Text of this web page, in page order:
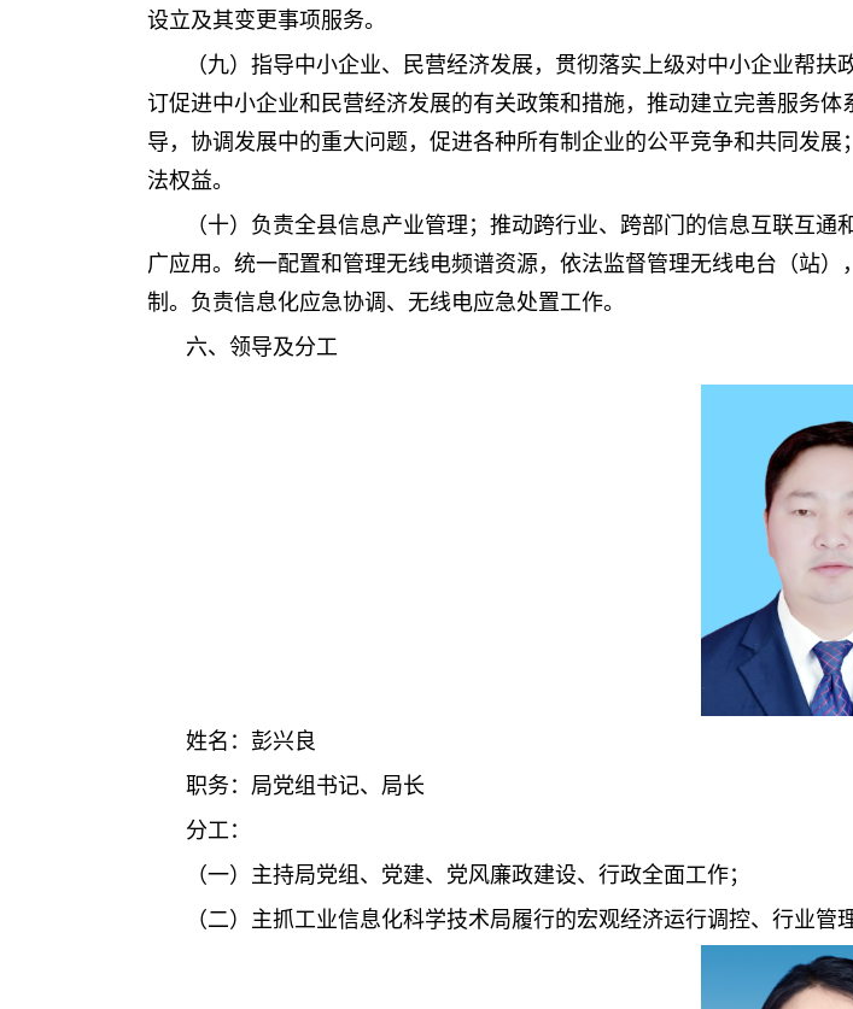
设立及其变更事项服务。
（九）指导中小企业、民营经济发展，贯彻落实上级对中小企业帮
订促进中小企业和民营经济发展的有关政策和措施，推动建立完善服务
导，协调发展中的重大问题，促进各种所有制企业的公平竞争和共同发
法权益。
（十）负责全县信息产业管理；推动跨行业、跨部门的信息互联互
广应用。统一配置和管理无线电频谱资源，依法监督管理无线电台（站
制。负责信息化应急协调、无线电应急处置工作。
六、领导及分工
姓名：彭兴良
职务：局党组书记、局长
分工：
（一）主持局党组、党建、党风廉政建设、行政全面工作；
（二）主抓工业信息化科学技术局履行的宏观经济运行调控、行业管